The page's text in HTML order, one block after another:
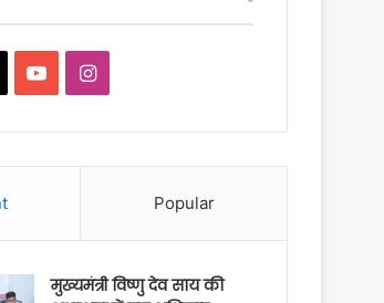
YouTubeInstagram
Popular
मुख्यमंत्री विष्णु देव साय की